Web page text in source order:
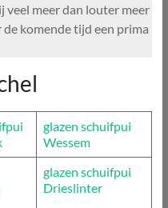
veel meer dan louter meer
komende tijd een prima
glazen schuifpui
Wessem
glazen schuifpui
Drieslinter